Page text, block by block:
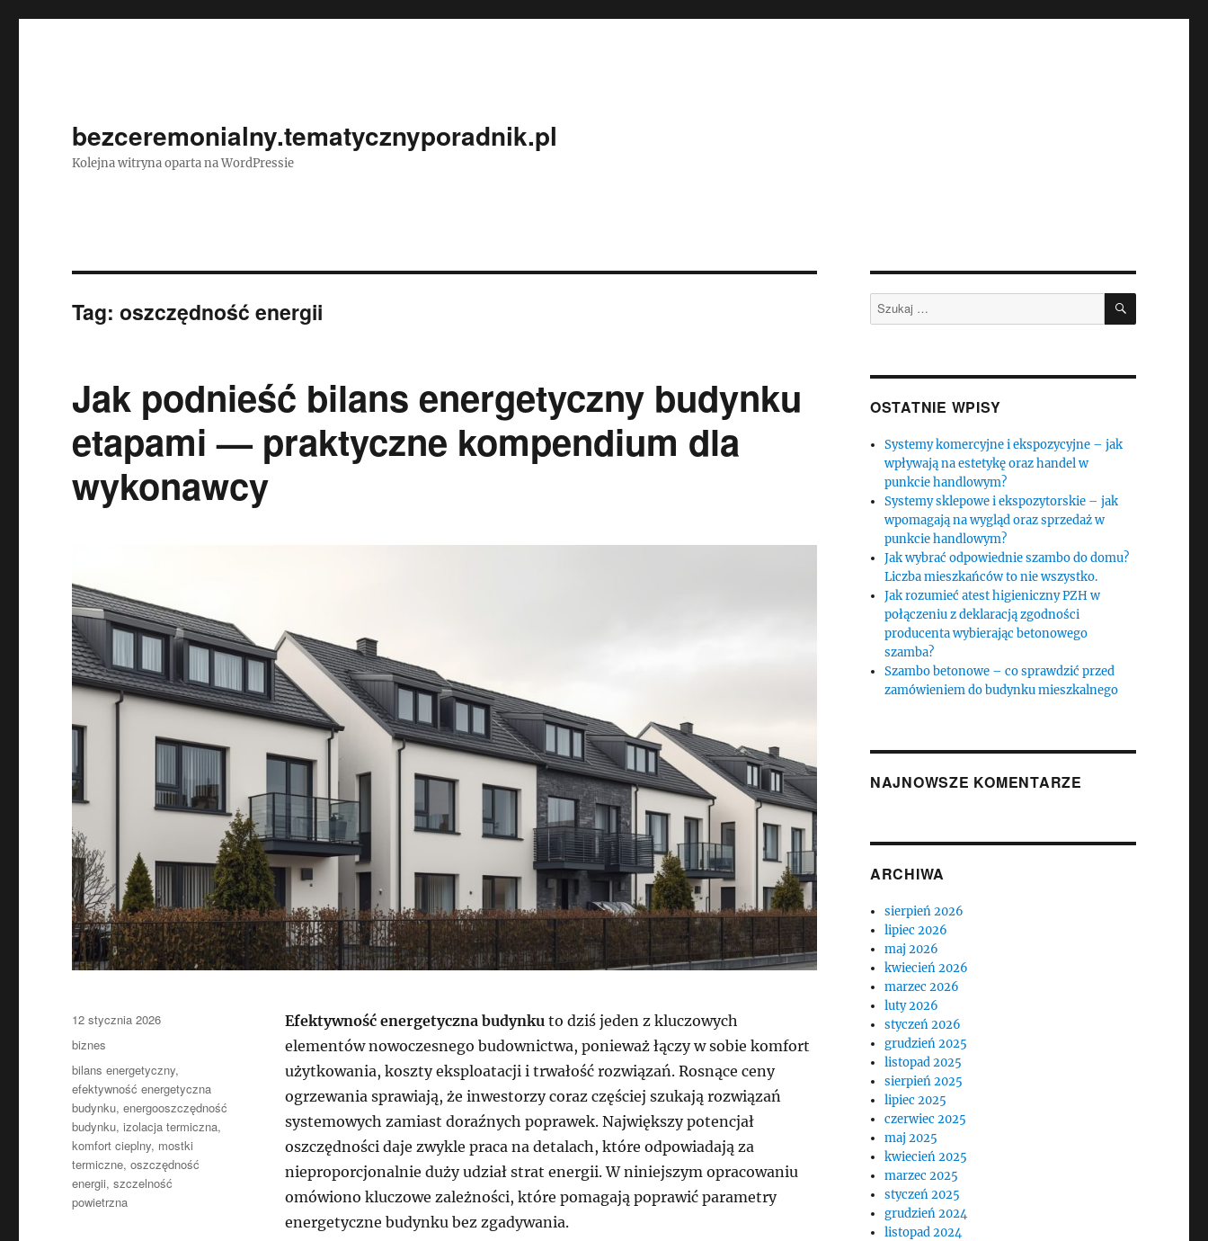
bezceremonialny.tematycznyporadnik.pl
Kolejna witryna oparta na WordPressie
Tag:oszczędność energii
Jak podnieść bilans energetyczny budynku
etapami — praktyczne kompendium dla
wykonawcy
Efektywność energetyczna budynkuto dziś jeden z kluczowych
elementów nowoczesnego budownictwa, ponieważ łączy w sobie komfort
użytkowania, koszty eksploatacji i trwałość rozwiązań. Rosnące ceny
ogrzewania sprawiają, że inwestorzy coraz częściej szukają rozwiązań
systemowych zamiast doraźnych poprawek. Największy potencjał
oszczędności daje zwykle praca na detalach, które odpowiadają za
nieproporcjonalnie duży udział strat energii. W niniejszym opracowaniu
omówiono kluczowe zależności, które pomagają poprawić parametry
energetyczne budynku bez zgadywania.
Data
publikacji
12 stycznia 2026
Kategorie
biznes
Tagi
bilans energetyczny,
efektywność energetyczna
budynku,energooszczędność
budynku,izolacja termiczna,
komfort cieplny, mostki
termiczne,oszczędność
energii,szczelność
powietrzna
Szukaj: SZUKAJ
OSTATNIE WPISY
Systemy komercyjne i ekspozycyjne – jak
wpływają na estetykę oraz handel w
punkcie handlowym?
Systemy sklepowe i ekspozytorskie – jak
wpomagają na wygląd oraz sprzedaż w
punkcie handlowym?
Jak wybrać odpowiednie szambo do domu?
Liczba mieszkańców to nie wszystko.
Jak rozumieć atest higieniczny PZH w
połączeniu z deklaracją zgodności
producenta wybierając betonowego
szamba?
Szambo betonowe – co sprawdzić przed
zamówieniem do budynku mieszkalnego
NAJNOWSZE KOMENTARZE
ARCHIWA
sierpień 2026
lipiec 2026
maj 2026
kwiecień 2026
marzec 2026
luty 2026
styczeń 2026
grudzień 2025
listopad 2025
sierpień 2025
lipiec 2025
czerwiec 2025
maj 2025
kwiecień 2025
marzec 2025
styczeń 2025
grudzień 2024
listopad 2024